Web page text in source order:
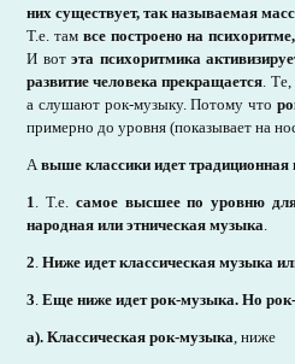
них существует, так называемая
Т.е. там все построено на
И вот эта психоритмика
развитие человека прекращается.
а слушают рок-музыку. Потому что
примерно до уровня (показывает на
Авыше классики идет
1. Т.е. самое высшее по уровню для
народная или этническая музыка.
2. Ниже идет классическая музыка
3. Еще ниже идет рок-музыка. Но
а). Классическая рок-музыка, ниже